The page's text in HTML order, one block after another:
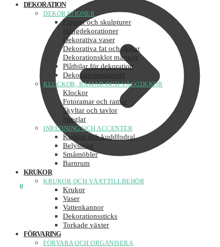
0
DEKORATION
DEKORATIONER
Figurer och skulpturer
Hängdekorationer
Dekorativa vaser
Dekorativa fat och skålar
Dekorationsklot marmor
Plåtbilar för dekoration
Dekorationsmaterial
KLOCKOR, RAMAR OCH VÄGGDEKOR
Klockor
Fotoramar och ramar
Skyltar och tavlor
Speglar
INREDNING OCH ACCENTER
Kuddar och kuddfodral
Belysning
Småmöbler
Barnrum
KRUKOR
KRUKOR OCH VÄXTTILLBEHÖR
Krukor
Vaser
Vattenkannor
Dekorationssticks
Torkade växter
FÖRVARING
FÖRVARA OCH ORGANISERA